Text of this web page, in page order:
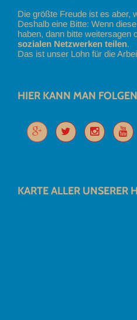
Die größte Freude ist es aber,
Deshalb eine Bitte: Wenn
haben, dann bitte weitersagen
sozialen Netzwerken teilen.
Das ist unser Lohn für die
HIER KANN MAN FOLGEN
KARTE ALLER UNSERER